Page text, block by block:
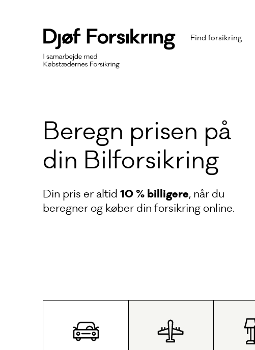
Find forsikring
Beregn prisen på
din Bilforsikring
Din pris er altid 10 % billigere, når du
beregner og køber din forsikring online.